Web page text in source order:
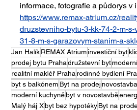
informace, fotografie a půdorys v
https://www.remax-atrium.cz/
druzstevniho-bytu-3-kk-74-2-m-
31-8-m-s-garazovym-stanim-a-
Jan HalíkREMAX Atrium investiční byt
prodej bytu Praha družstevní byt
realitní makléř Praha rodinné bydlení
byt s balkónem Byt na prodej
moderní kuchyněbyt v novostavbě
Malý háj Xbyt bez hypotékyByt na